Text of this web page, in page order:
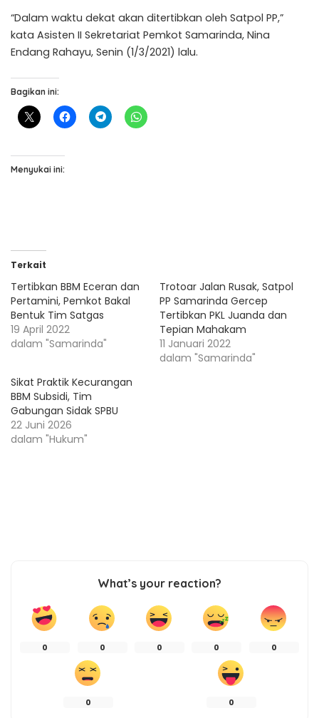
“Dalam waktu dekat akan ditertibkan oleh Satpol PP,”
kata Asisten II Sekretariat Pemkot Samarinda, Nina
Endang Rahayu, Senin (1/3/2021) lalu.
Bagikan ini:
Menyukai ini:
Terkait
Tertibkan BBM Eceran dan
Pertamini, Pemkot Bakal
Bentuk Tim Satgas
19 April 2022
dalam "Samarinda"
Trotoar Jalan Rusak, Satpol
PP Samarinda Gercep
Tertibkan PKL Juanda dan
Tepian Mahakam
11 Januari 2022
dalam "Samarinda"
Sikat Praktik Kecurangan
BBM Subsidi, Tim
Gabungan Sidak SPBU
22 Juni 2026
dalam "Hukum"
What’s your reaction?
0 0 0 0 0
0 0